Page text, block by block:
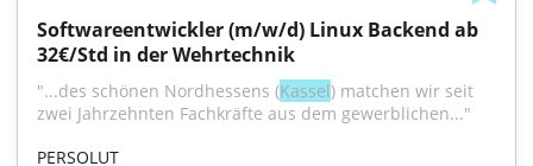
Softwareentwickler (m/w/d) Linux Backend ab
32€/Std in der Wehrtechnik
"...des schönen Nordhessens (Kassel) matchen wir seit
zwei Jahrzehnten Fachkräfte aus dem gewerblichen..."
PERSOLUT